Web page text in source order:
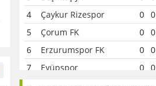
4
Çaykur Rizespor 0 0
5
Çorum FK 0 0
6
Erzurumspor FK 0 0
7
Eyüpspor 0 0